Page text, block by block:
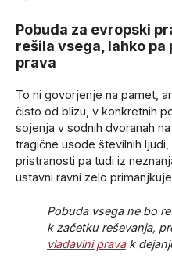
Pobuda za evropski
rešila vsega, lahko
prava
To ni govorjenje na pamet,
čisto od blizu, v konkretnih
sojenja v sodnih dvoranah
tragične usode številnih
pristranosti pa tudi iz
ustavni ravni zelo
Pobuda vsega ne bo
k začetku reševanja,
vladavini pravak